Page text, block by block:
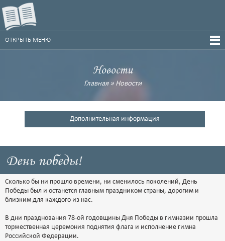
ОТКРЫТЬ МЕНЮ
Новости
Главная» Новости
Дополнительная информация
День победы!
Сколько бы ни прошло времени, ни сменилось поколений, День
Победы был и останется главным праздником страны, дорогим и
близким для каждого из нас.
В дни празднования 78-ой годовщины Дня Победы в гимназии прошла
торжественная церемония поднятия флага и исполнение гимна
Российской Федерации.